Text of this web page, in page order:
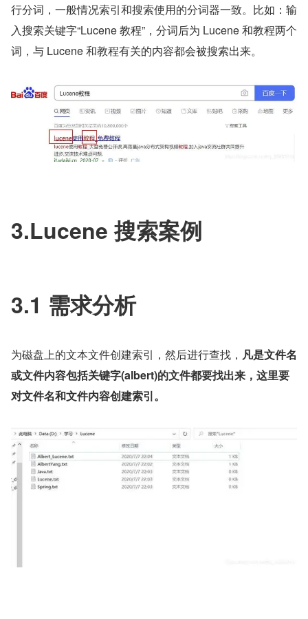
行分词，一般情况索引和搜索使用的分词器一致。比如：输
入搜索关键字“Lucene 教程”，分词后为 Lucene 和教程两个
词，与 Lucene 和教程有关的内容都会被搜索出来。
3.Lucene 搜索案例
3.1 需求分析
为磁盘上的文本文件创建索引，然后进行查找， 凡是文件名
或文件内容包括关键字(albert)的文件都要找出来，这里要
对文件名和文件内容创建索引。